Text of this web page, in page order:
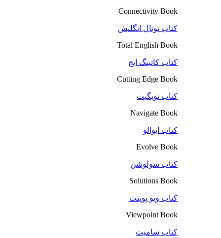
Connectivity Book
کتاب توتال انگلیش
Total English Book
کتاب کاتینگ ایج
Cutting Edge Book
کتاب نویگیت
Navigate Book
کتاب ایوالو
Evolve Book
کتاب سولوشن
Solutions Book
کتاب ویو پوینت
Viewpoint Book
کتاب سامیت